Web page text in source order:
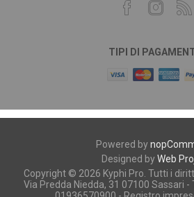
TIPI DI
Powered by
Designed byWeb
Copyright © 2026 Kyphi Pro. Tutti i
Via Predda Niedda, 31 07100 Sassari -